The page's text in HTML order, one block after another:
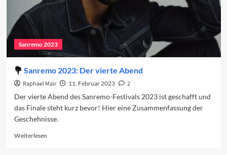
Sanremo 2023
Sanremo 2023: Der vierte Abend
Raphael Mair 11. Februar 2023
2
Der vierte Abend des Sanremo-Festivals 2023 ist geschafft und
das Finale steht kurz bevor! Hier eine Zusammenfassung der
Geschehnisse.
WeiterlesenRead